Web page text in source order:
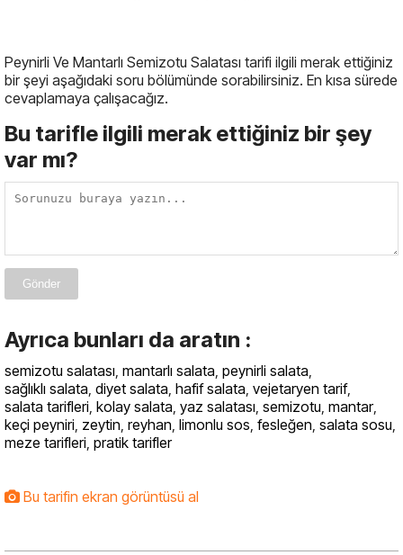
Peynirli Ve Mantarlı Semizotu Salatası tarifi ilgili merak ettiğiniz
bir şeyi aşağıdaki soru bölümünde sorabilirsiniz. En kısa sürede
cevaplamaya çalışacağız.
Bu tarifle ilgili merak ettiğiniz bir şey
var mı?
Gönder
Ayrıca bunları da aratın :
semizotu salatası, mantarlı salata, peynirli salata,
sağlıklı salata, diyet salata, hafif salata, vejetaryen tarif,
salata tarifleri, kolay salata, yaz salatası, semizotu, mantar,
keçi peyniri, zeytin, reyhan, limonlu sos, fesleğen, salata sosu,
meze tarifleri, pratik tarifler
Bu tarifin ekran görüntüsü al